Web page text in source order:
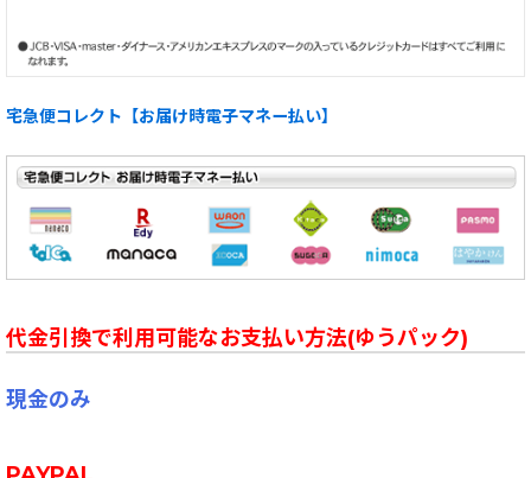
宅急便コレクト【お届け時電子マネー払い】
代金引換で利用可能なお支払い方法(ゆうパック)
現金のみ